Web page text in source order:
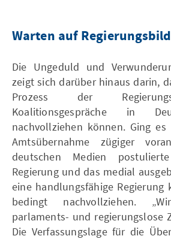
Warten auf
Die Ungeduld und
zeigt sich darüber hinaus darin,
Prozess der
Koalitionsgespräche in
nachvollziehen können. Ging
Amtsübernahme zügiger
deutschen Medien
Regierung und das medial
eine handlungsfähige
bedingt nachvollziehen.
parlaments- und regierungslose
Die Verfassungslage für die